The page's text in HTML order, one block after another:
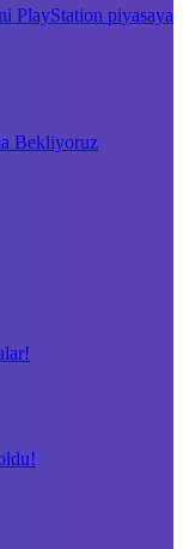
PlayStation piyasaya
Bekliyoruz